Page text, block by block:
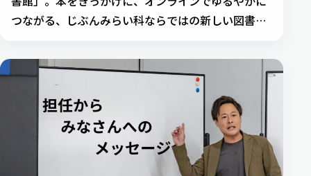
つながる、じぶんみらい科ならではの新しい図書館